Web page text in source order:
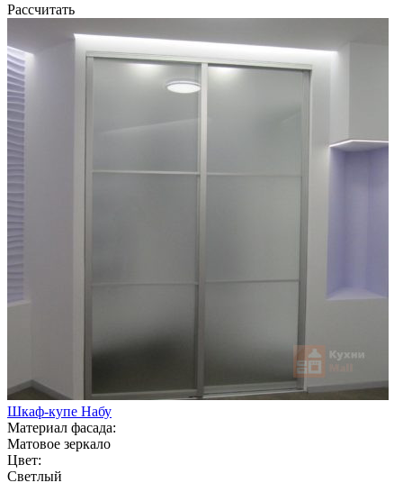
Рассчитать
Шкаф-купе Набу
Материал фасада:
Матовое зеркало
Цвет:
Светлый